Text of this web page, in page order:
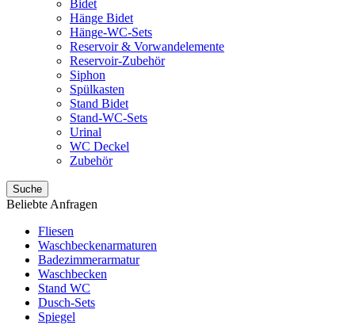
Bidet
Hänge Bidet
Hänge-WC-Sets
Reservoir & Vorwandelemente
Reservoir-Zubehör
Siphon
Spülkasten
Stand Bidet
Stand-WC-Sets
Urinal
WC Deckel
Zubehör
Suche
Beliebte Anfragen
Fliesen
Waschbeckenarmaturen
Badezimmerarmatur
Waschbecken
Stand WC
Dusch-Sets
Spiegel